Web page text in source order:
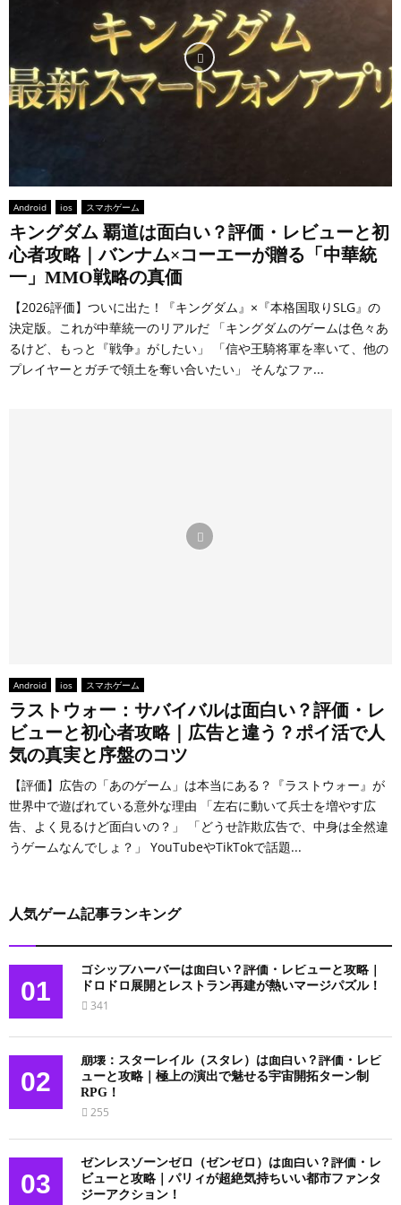
Android ios スマホゲーム
キングダム 覇道は面白い？評価・レビューと初
心者攻略｜バンナム×コーエーが贈る「中華統
一」MMO戦略の真価
【2026評価】ついに出た！『キングダム』×『本格国取りSLG』の
決定版。これが中華統一のリアルだ 「キングダムのゲームは色々あ
るけど、もっと『戦争』がしたい」 「信や王騎将軍を率いて、他の
プレイヤーとガチで領土を奪い合いたい」 そんなファ...
Android ios スマホゲーム
ラストウォー：サバイバルは面白い？評価・レ
ビューと初心者攻略｜広告と違う？ポイ活で人
気の真実と序盤のコツ
【評価】広告の「あのゲーム」は本当にある？『ラストウォー』が
世界中で遊ばれている意外な理由 「左右に動いて兵士を増やす広
告、よく見るけど面白いの？」 「どうせ詐欺広告で、中身は全然違
うゲームなんでしょ？」 YouTubeやTikTokで話題...
人気ゲーム記事ランキング
01
ゴシップハーバーは面白い？評価・レビューと攻略｜
ドロドロ展開とレストラン再建が熱いマージパズル！
341
02
崩壊：スターレイル（スタレ）は面白い？評価・レビ
ューと攻略｜極上の演出で魅せる宇宙開拓ターン制
RPG！
255
03
ゼンレスゾーンゼロ（ゼンゼロ）は面白い？評価・レ
ビューと攻略｜パリィが超絶気持ちいい都市ファンタ
ジーアクション！